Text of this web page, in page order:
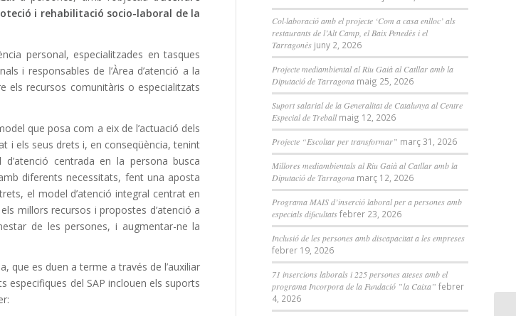
i rehabilitació socio-laboral de la
personal, especialitzades en tasques
i responsables de l’Àrea d’atenció a la
els recursos comunitàris o especialitzats
que posa com a eix de l’actuació dels
i els seus drets i, en conseqüència, tenint
centrada en la persona busca
diferents necessitats, fent una aposta
el model d’atenció integral centrat en
millors recursos i propostes d’atenció a
de les persones, i augmentar-ne la
que es duen a terme a través de l’auxiliar
especifiques del SAP inclouen els suports
Col·laboració amb el projecte ‘Com a casa enlloc’ als
restaurants de l’Alt Camp, el Baix Penedès i el
Tarragonès juny 2, 2026
Projecte mediambiental al Riu Gaià al Catllar amb la
Diputació de Tarragona maig 25, 2026
Suport salarial de la Generalitat de Catalunya al Centre
Especial de Treball maig 12, 2026
Projecte “Escoltar per transformar” març 31, 2026
Millores mediambientals al Riu Gaià al Catllar amb la
Diputació de Tarragona març 12, 2026
Programa MAIS d’inserció laboral per a persones amb
especials dificultats febrer 23, 2026
Inclusió de les persones amb discapacitat a les empreses
febrer 19, 2026
71 insercions laborals i 225 persones ateses amb el
programa Incorpora de la Fundació ”la Caixa” febrer
4, 2026